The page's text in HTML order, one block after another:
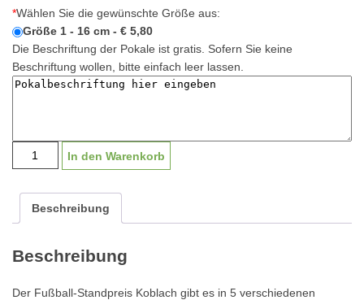
*Wählen Sie die gewünschte Größe aus:
Größe 1 - 16 cm - € 5,80
Die Beschriftung der Pokale ist gratis. Sofern Sie keine
Beschriftung wollen, bitte einfach leer lassen.
Pokal
"Koblach
G1952
|
31cm
In den Warenkorb
Beschreibung
Beschreibung
Der Fußball-Standpreis Koblach gibt es in 5 verschiedenen